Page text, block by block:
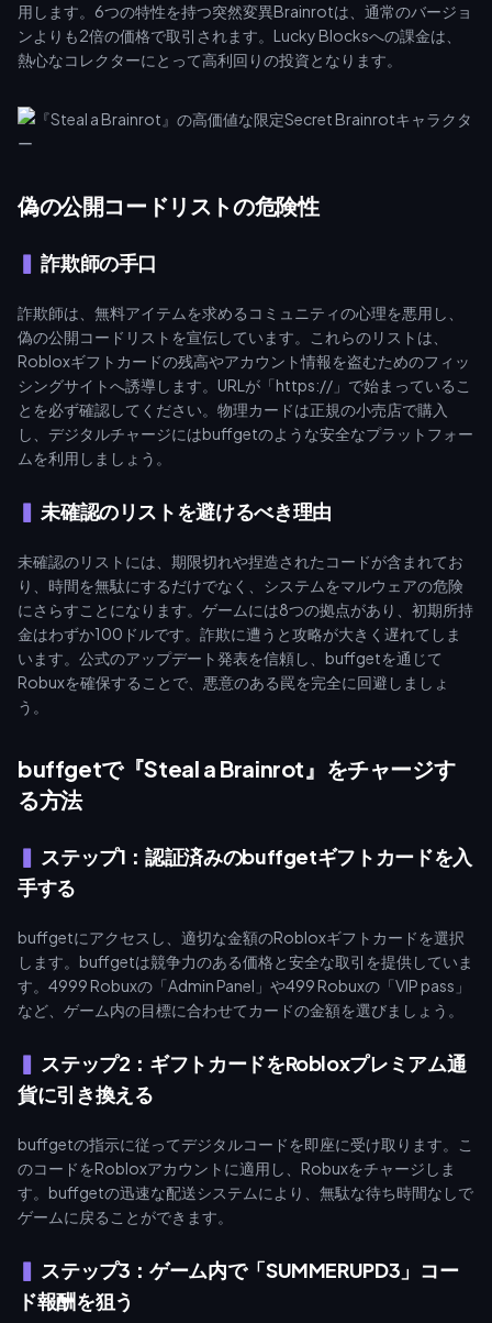
用します。6つの特性を持つ突然変異Brainrotは、通常のバージョ
ンよりも2倍の価格で取引されます。Lucky Blocksへの課金は、
熱心なコレクターにとって高利回りの投資となります。
偽の公開コードリストの危険性
詐欺師の手口
詐欺師は、無料アイテムを求めるコミュニティの心理を悪用し、
偽の公開コードリストを宣伝しています。これらのリストは、
Robloxギフトカードの残高やアカウント情報を盗むためのフィッ
シングサイトへ誘導します。URLが「https://」で始まっているこ
とを必ず確認してください。物理カードは正規の小売店で購入
し、デジタルチャージにはbuffgetのような安全なプラットフォー
ムを利用しましょう。
未確認のリストを避けるべき理由
未確認のリストには、期限切れや捏造されたコードが含まれてお
り、時間を無駄にするだけでなく、システムをマルウェアの危険
にさらすことになります。ゲームには8つの拠点があり、初期所持
金はわずか100ドルです。詐欺に遭うと攻略が大きく遅れてしま
います。公式のアップデート発表を信頼し、buffgetを通じて
Robuxを確保することで、悪意のある罠を完全に回避しましょ
う。
buffgetで『Steal a Brainrot』をチャージす
る方法
ステップ1：認証済みのbuffgetギフトカードを入
手する
buffgetにアクセスし、適切な金額のRobloxギフトカードを選択
します。buffgetは競争力のある価格と安全な取引を提供していま
す。4999 Robuxの「Admin Panel」や499 Robuxの「VIP pass」
など、ゲーム内の目標に合わせてカードの金額を選びましょう。
ステップ2：ギフトカードをRobloxプレミアム通
貨に引き換える
buffgetの指示に従ってデジタルコードを即座に受け取ります。こ
のコードをRobloxアカウントに適用し、Robuxをチャージしま
す。buffgetの迅速な配送システムにより、無駄な待ち時間なしで
ゲームに戻ることができます。
ステップ3：ゲーム内で「SUMMERUPD3」コー
ド報酬を狙う